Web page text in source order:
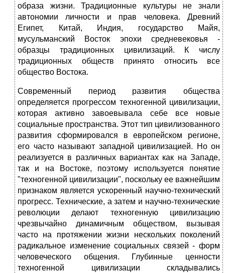
образа жизни. Традиционные культуры не знали
автономии личности и прав человека. Древний
Египет, Китай, Индия, государство Майя,
мусульманский Восток эпохи средневековья -
образцы традиционных цивилизаций. К числу
традиционных обществ принято относить все
общество Востока.
Современный период развития общества
определяется прогрессом техногенной цивилизации,
которая активно завоевывала себе все новые
социальные пространства. Этот тип цивилизованного
развития сформировался в европейском регионе,
его часто называют западной цивилизацией. Но он
реализуется в различных вариантах как на Западе,
так и на Востоке, поэтому используется понятие
"техногенной цивилизации", поскольку ее важнейшим
признаком является ускоренный научно-технический
прогресс. Технические, а затем и научно-технические
революции делают техногенную цивилизацию
чрезвычайно динамичным обществом, вызывая
часто на протяжении жизни нескольких поколений
радикальное изменение социальных связей - форм
человеческого общения. Глубинные ценности
техногенной цивилизации складывались